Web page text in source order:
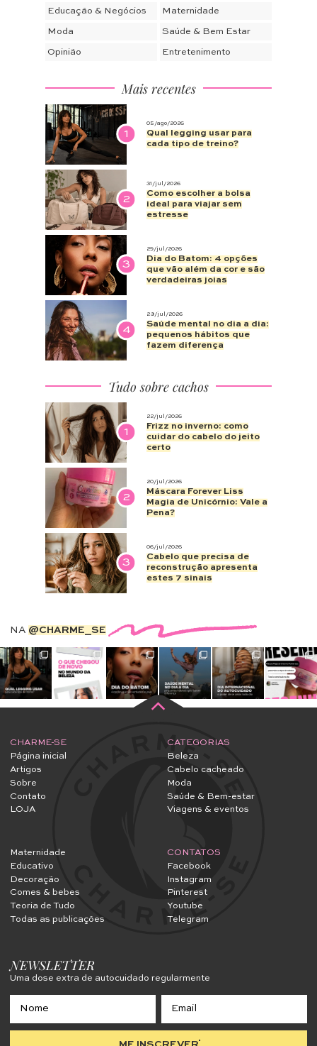
Educação & Negócios Maternidade
Moda Saúde & Bem Estar
Opinião Entretenimento
Mais recentes
1
05/ago/2026
Qual legging usar para
cada tipo de treino?
2
31/jul/2026
Como escolher a bolsa
ideal para viajar sem
estresse
3
29/jul/2026
Dia do Batom: 4 opções
que vão além da cor e são
verdadeiras joias
4
28/jul/2026
Saúde mental no dia a dia:
pequenos hábitos que
fazem diferença
Tudo sobre cachos
1
22/jul/2026
Frizz no inverno: como
cuidar do cabelo do jeito
certo
2
20/jul/2026
Máscara Forever Liss
Magia de Unicórnio: Vale a
Pena?
3
06/jul/2026
Cabelo que precisa de
reconstrução apresenta
estes 7 sinais
NA @CHARME_SE
CHARME-SE
Página inicial
Artigos
Sobre
Contato
LOJA
CATEGORIAS
Beleza
Cabelo cacheado
Moda
Saúde & Bem-estar
Viagens & eventos
Maternidade
Educativo
Decoração
Comes & bebes
Teoria de Tudo
Todas as publicações
CONTATOS
Facebook
Instagram
Pinterest
Youtube
Telegram
NEWSLETTER
Uma dose extra de autocuidado regularmente